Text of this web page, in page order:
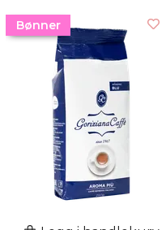
Bønner